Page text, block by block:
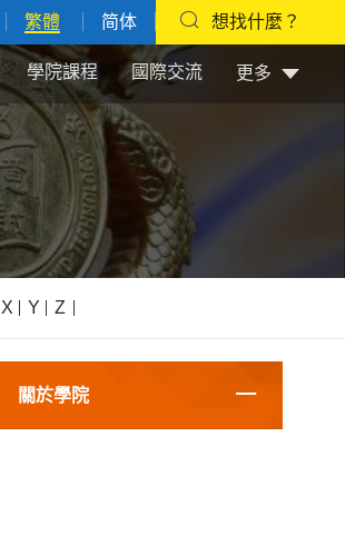
繁體 简体 想找什麼？
學院課程 國際交流 更多
X Y Z
關於學院